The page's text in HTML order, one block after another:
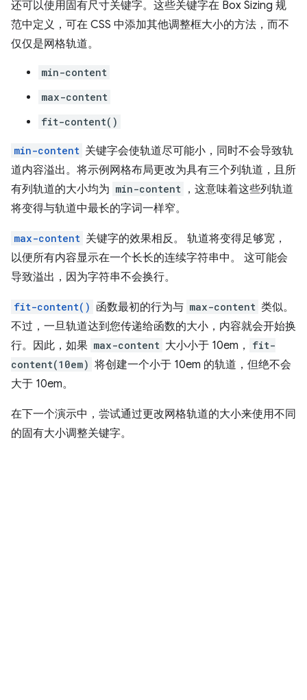
还可以使用固有尺寸关键字。这些关键字在 Box Sizing 规
范中定义，可在 CSS 中添加其他调整框大小的方法，而不
仅仅是网格轨道。
min-content
max-content
fit-content()
min-content 关键字会使轨道尽可能小，同时不会导致轨
道内容溢出。将示例网格布局更改为具有三个列轨道，且所
有列轨道的大小均为 min-content ，这意味着这些列轨道
将变得与轨道中最长的字词一样窄。
max-content 关键字的效果相反。 轨道将变得足够宽，
以便所有内容显示在一个长长的连续字符串中。 这可能会
导致溢出，因为字符串不会换行。
fit-content() 函数最初的行为与 max-content 类似。
不过，一旦轨道达到您传递给函数的大小，内容就会开始换
行。因此，如果 max-content 大小小于 10em，
fit-
content(10em) 将创建一个小于 10em 的轨道，但绝不会
大于 10em。
在下一个演示中，尝试通过更改网格轨道的大小来使用不同
的固有大小调整关键字。